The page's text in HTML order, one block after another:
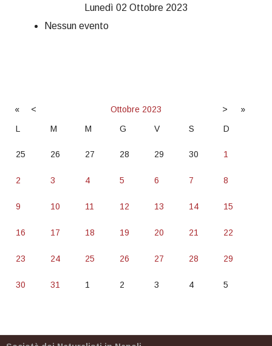
Lunedì 02 Ottobre 2023
Nessun evento
« < Ottobre 2023 >
»
L
M M G V S D
25 26 27 28 29 30 1
2 3 4 5 6 7 8
9 10 11 12 13 14 15
16 17 18 19 20 21 22
23 24 25 26 27 28 29
30 31 1 2 3 4 5